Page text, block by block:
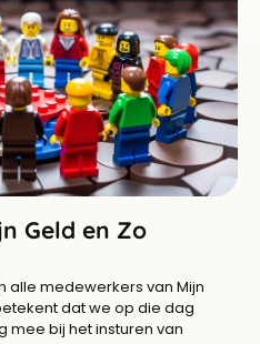
Geld en Zo
alle medewerkers van Mijn
dat we op die dag
mee bij het insturen van